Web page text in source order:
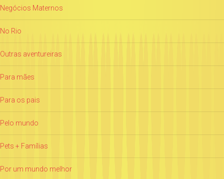
Negócios Maternos
No Rio
Outras aventureiras
Para mães
Para os pais
Pelo mundo
Pets + Famílias
Por um mundo melhor